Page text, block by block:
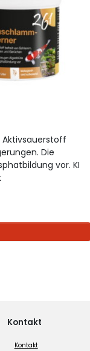
Aktivsauerstoff
Die
vor. KI
Kontakt
Kontakt